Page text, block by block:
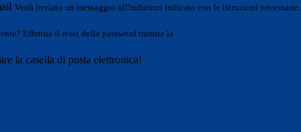
Verrà inviato un messaggio all'indirizzo indicato con le istruzioni necessarie.
Effettua il reset della password tramite la
la casella di posta elettronica!